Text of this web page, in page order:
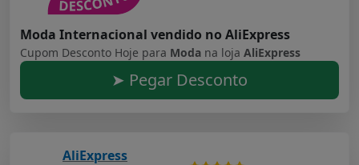
Moda Internacional vendido no AliExpress
Cupom Desconto Hoje para Moda na loja AliExpress
➤ Pegar Desconto
AliExpress